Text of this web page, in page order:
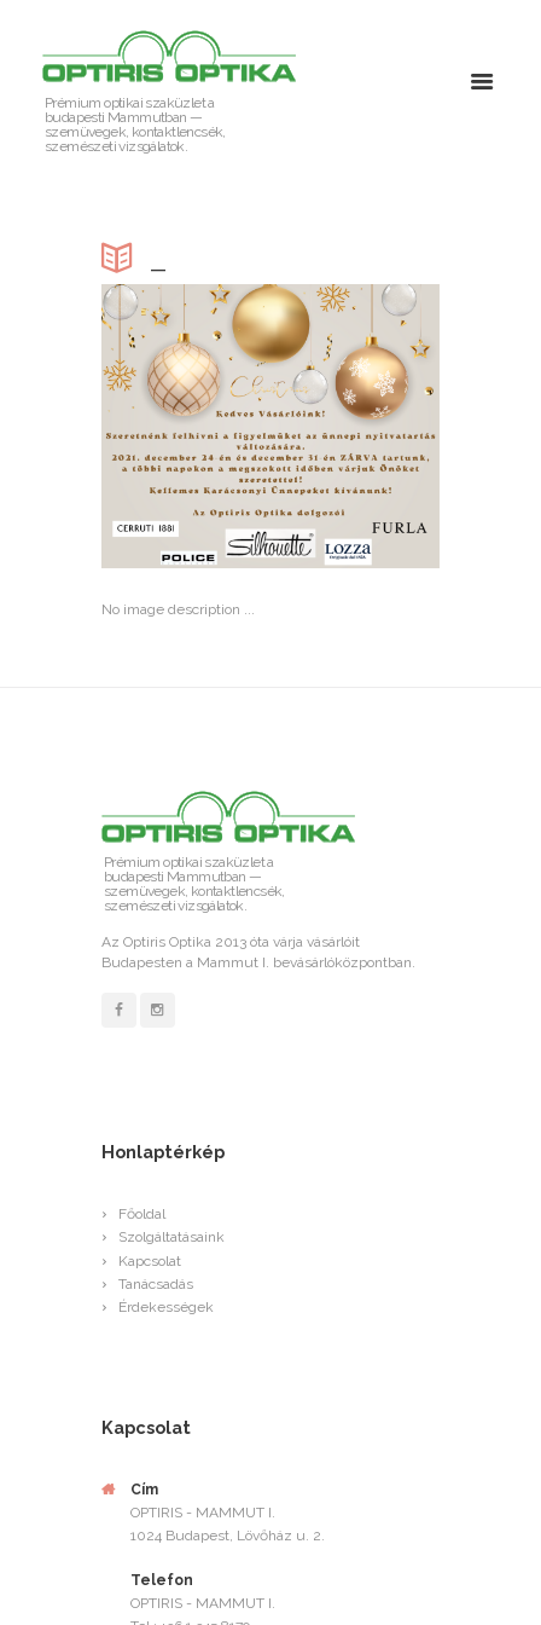
Prémium optikai szaküzlet a
budapesti Mammutban —
szemüvegek, kontaktlencsék,
szemészeti vizsgálatok.
No image description ...
Prémium optikai szaküzlet a
budapesti Mammutban —
szemüvegek, kontaktlencsék,
szemészeti vizsgálatok.
Az Optiris Optika 2013 óta várja vásárlóit
Budapesten a Mammut I. bevásárlóközpontban.
Honlaptérkép
Főoldal
Szolgáltatásaink
Kapcsolat
Tanácsadás
Érdekességek
Kapcsolat
Cím
OPTIRIS - MAMMUT I.
1024 Budapest, Lövőház u. 2.
Telefon
OPTIRIS - MAMMUT I.